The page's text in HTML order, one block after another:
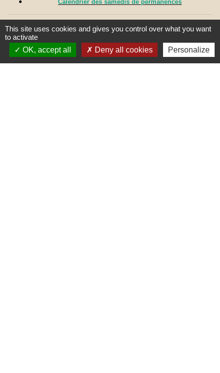
Calendrier des samedis de permanences
Une remarque ? Une suggestion ?
This site uses cookies and gives you control over what you want
to activate
OK, accept all
Deny all cookies Personalize